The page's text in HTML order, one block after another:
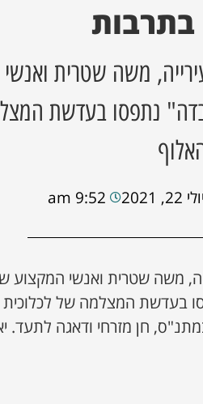
בתרבות
משה שטרית
נתפסו בעדשת
יולי 22, 2021 9:52 am
משה שטרית ואנשי המקצוע
בעדשת המצלמה של
חן מזרחי ודאגה לתעד.